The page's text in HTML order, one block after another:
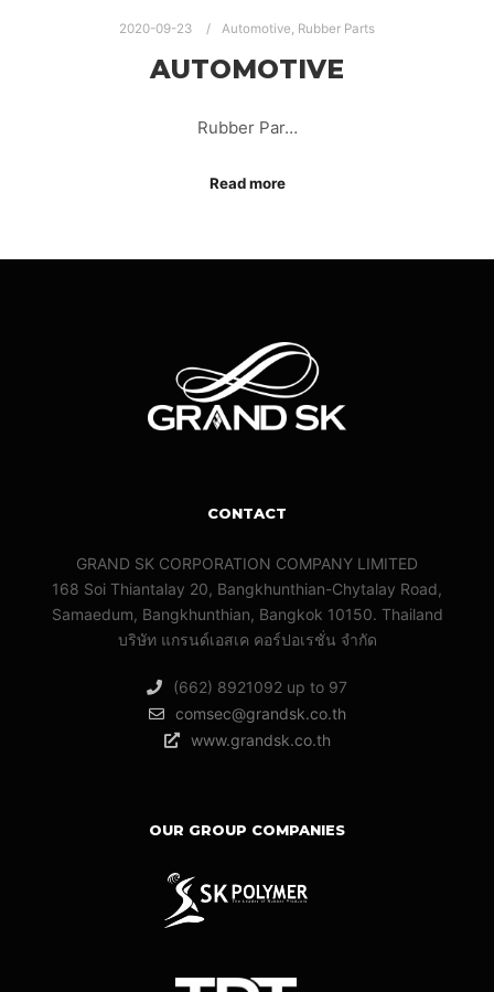
2020-09-23 Automotive, Rubber Parts
AUTOMOTIVE
Rubber Par…
Read more
CONTACT
GRAND SK CORPORATION COMPANY LIMITED
168 Soi Thiantalay 20, Bangkhunthian-Chytalay Road,
Samaedum, Bangkhunthian, Bangkok 10150. Thailand
บริษัท แกรนด์เอสเค คอร์ปอเรชั่น จํากัด
(662) 8921092 up to 97
comsec@grandsk.co.th
www.grandsk.co.th
OUR GROUP COMPANIES